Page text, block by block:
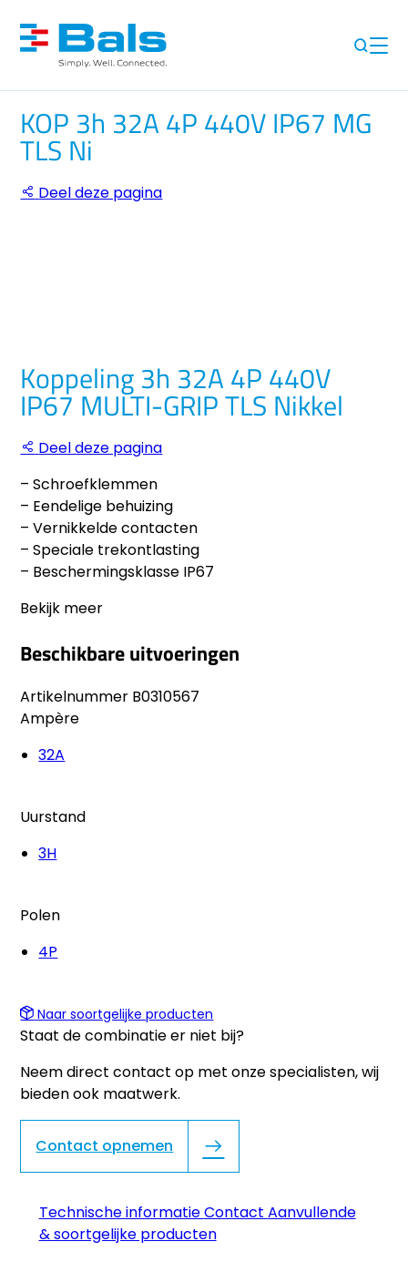
KOP 3h 32A 4P 440V IP67 MG
TLS Ni
Deel deze pagina
Koppeling 3h 32A 4P 440V
IP67 MULTI-GRIP TLS Nikkel
Deel deze pagina
– Schroefklemmen
– Eendelige behuizing
– Vernikkelde contacten
– Speciale trekontlasting
– Beschermingsklasse IP67
Bekijk meer
Beschikbare uitvoeringen
Artikelnummer B0310567
Ampère
32A
Uurstand
3H
Polen
4P
Naar soortgelijke producten
Staat de combinatie er niet bij?
Neem direct contact op met onze specialisten, wij
bieden ook maatwerk.
Contact opnemen
Technische informatieContact Aanvullende
& soortgelijke producten